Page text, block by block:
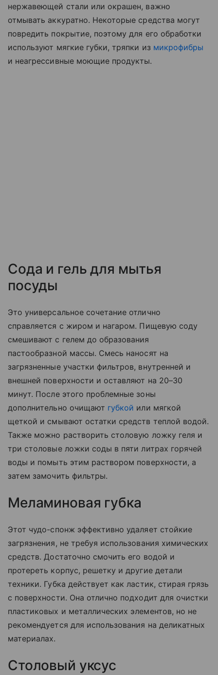
нержавеющей стали или окрашен, важно
отмывать аккуратно. Некоторые средства могут
повредить покрытие, поэтому для его обработки
используют мягкие губки, тряпки из микрофибры
и неагрессивные моющие продукты.
Сода и гель для мытья
посуды
Это универсальное сочетание отлично
справляется с жиром и нагаром. Пищевую соду
смешивают с гелем до образования
пастообразной массы. Смесь наносят на
загрязненные участки фильтров, внутренней и
внешней поверхности и оставляют на 20–30
минут. После этого проблемные зоны
дополнительно очищают губкой или мягкой
щеткой и смывают остатки средств теплой водой.
Также можно растворить столовую ложку геля и
три столовые ложки соды в пяти литрах горячей
воды и помыть этим раствором поверхности, а
затем замочить фильтры.
Меламиновая губка
Этот чудо-спонж эффективно удаляет стойкие
загрязнения, не требуя использования химических
средств. Достаточно смочить его водой и
протереть корпус, решетку и другие детали
техники. Губка действует как ластик, стирая грязь
с поверхности. Она отлично подходит для очистки
пластиковых и металлических элементов, но не
рекомендуется для использования на деликатных
материалах.
Столовый уксус